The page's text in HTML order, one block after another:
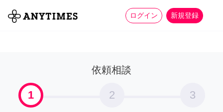
ログイン 新規登録
全て 家事 more_horiz
依頼相談
1 2 3